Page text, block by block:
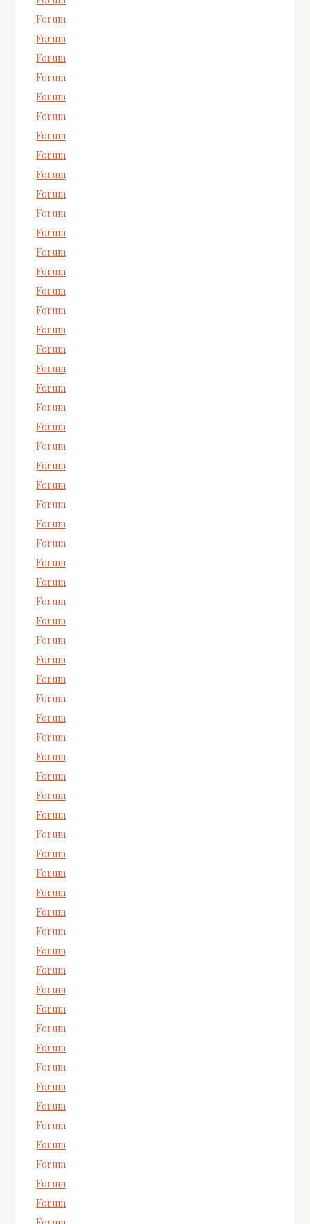
Forum
Forum
Forum
Forum
Forum
Forum
Forum
Forum
Forum
Forum
Forum
Forum
Forum
Forum
Forum
Forum
Forum
Forum
Forum
Forum
Forum
Forum
Forum
Forum
Forum
Forum
Forum
Forum
Forum
Forum
Forum
Forum
Forum
Forum
Forum
Forum
Forum
Forum
Forum
Forum
Forum
Forum
Forum
Forum
Forum
Forum
Forum
Forum
Forum
Forum
Forum
Forum
Forum
Forum
Forum
Forum
Forum
Forum
Forum
Forum
Forum
Forum